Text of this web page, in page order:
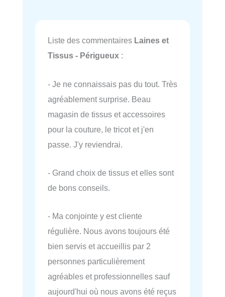
Liste des commentaires Laines et
Tissus - Périgueux :
- Je ne connaissais pas du tout. Très
agréablement surprise. Beau
magasin de tissus et accessoires
pour la couture, le tricot et j'en
passe. J'y reviendrai.
- Grand choix de tissus et elles sont
de bons conseils.
- Ma conjointe y est cliente
régulière. Nous avons toujours été
bien servis et accueillis par 2
personnes particulièrement
agréables et professionnelles sauf
aujourd'hui où nous avons été reçus